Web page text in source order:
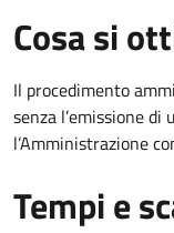
Cosa si
Il procedimento
senza l’emissione
l’Amministrazione
Tempi e